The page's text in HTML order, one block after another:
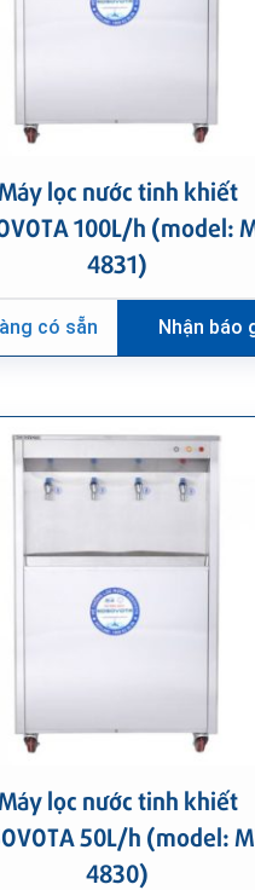
lọc nước tinh khiết
100L/h (model:
4831)
có sẵn Nhận báo
lọc nước tinh khiết
50L/h (model:
4830)